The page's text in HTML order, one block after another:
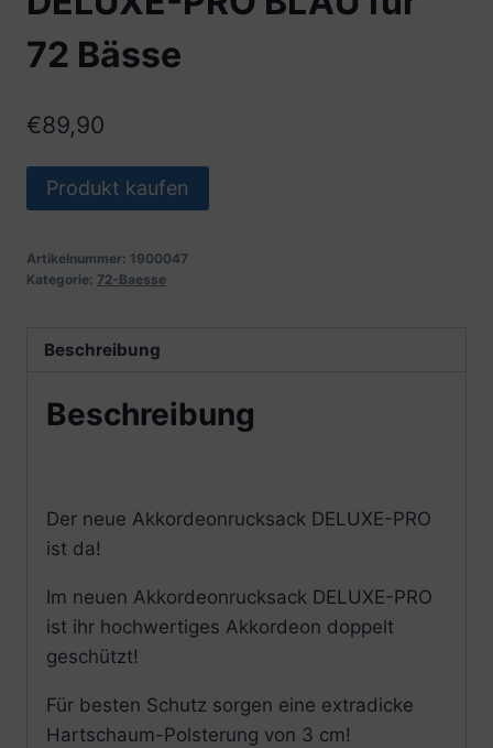
72 Bässe
€89,90
Produkt kaufen
Artikelnummer: 1900047
Kategorie: 72-Baesse
Beschreibung
Beschreibung
Der neue Akkordeonrucksack DELUXE-PRO
ist da!
Im neuen Akkordeonrucksack DELUXE-PRO
ist ihr hochwertiges Akkordeon doppelt
geschützt!
Für besten Schutz sorgen eine extradicke
Hartschaum-Polsterung von 3 cm!